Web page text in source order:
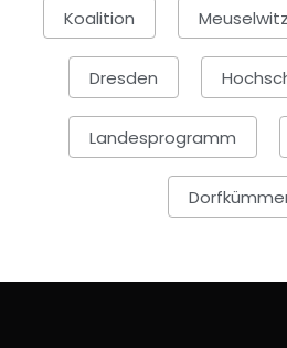
Koalition Meuselwitz
Dresden
Landesprogramm